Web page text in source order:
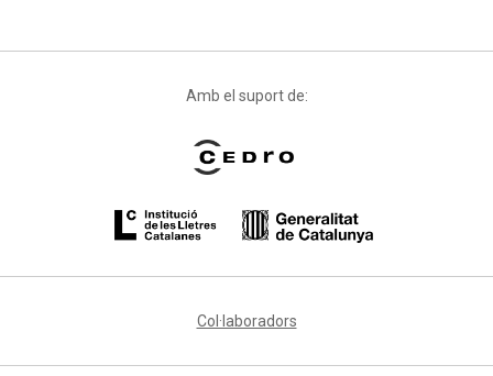
Amb el suport de:
Col·laboradors